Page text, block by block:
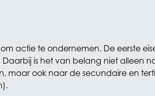
actie te ondernemen. De eerste
Daarbij is het van belang niet alleen
maar ook naar de secundaire en